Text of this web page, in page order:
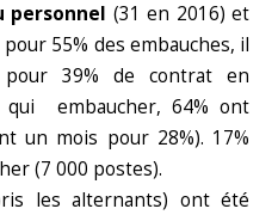
personnel (31 en 2016) et
55% des embauches, il
pour 39% de contrat en
qui embaucher, 64% ont
un mois pour 28%). 17%
(7 000 postes).
les alternants) ont été